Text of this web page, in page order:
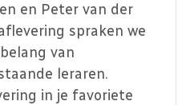
en Peter van der
spraken we
van
leraren.
in je favoriete